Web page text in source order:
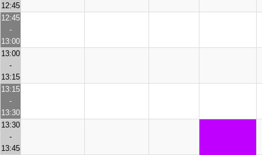
12:45
12:45
-
13:00
13:00
-
13:15
13:15
-
13:30
13:30
-
13:45